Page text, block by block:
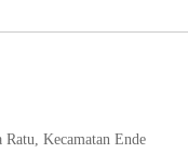
Kecamatan Ende